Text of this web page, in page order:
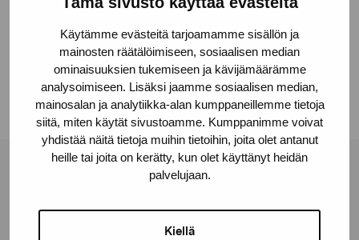
Käytämme evästeitä tarjoamamme sisällön ja
mainosten räätälöimiseen, sosiaalisen median
ominaisuuksien tukemiseen ja kävijämäärämme
analysoimiseen. Lisäksi jaamme sosiaalisen median,
mainosalan ja analytiikka-alan kumppaneillemme tietoja
siitä, miten käytät sivustoamme. Kumppanimme voivat
yhdistää näitä tietoja muihin tietoihin, joita olet antanut
heille tai joita on kerätty, kun olet käyttänyt heidän
palvelujaan.
Kiellä
Facebook
Linkedin
Pro Artibus Foundation